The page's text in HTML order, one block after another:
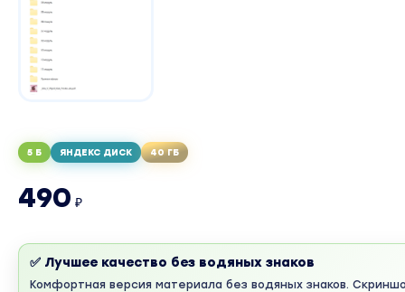
5 Б ЯНДЕКС ДИСК 40 ГБ
490 ₽
✅ Лучшее качество без водяных знаков
Комфортная версия материала без водяных знаков.